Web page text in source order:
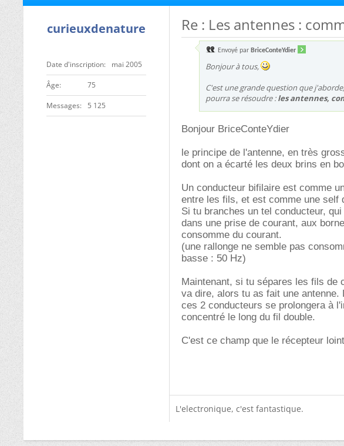
curieuxdenature
Date d'inscription mai 2005
ge 75
Messages 5 125
Re : Les antennes :
Envoyé par BriceConteYdier
Bonjour à tous,
C'est une grande question que
pourra se résoudre :les antennes,
Bonjour BriceConteYdier
le principe de l'antenne, en très
dont on a écarté les deux brins en
Un conducteur bifilaire est comme
entre les fils, et est comme une self
Si tu branches un tel conducteur,
dans une prise de courant, aux
consomme du courant.
(une rallonge ne semble pas
basse : 50 Hz)
Maintenant, si tu sépares les fils de
va dire, alors tu as fait une antenne.
ces 2 conducteurs se prolongera à
concentré le long du fil double.
C'est ce champ que le récepteur
L'electronique, c'est fantastique.